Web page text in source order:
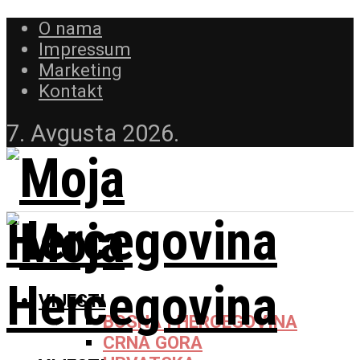
O nama
Impressum
Marketing
Kontakt
7. Avgusta 2026.
VIJESTI
BOSNA I HERCEGOVINA
CRNA GORA